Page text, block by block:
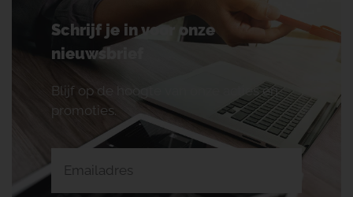
Schrijf je in voor onze
nieuwsbrief
Blijf op de hoogte van onze acties en
promoties.